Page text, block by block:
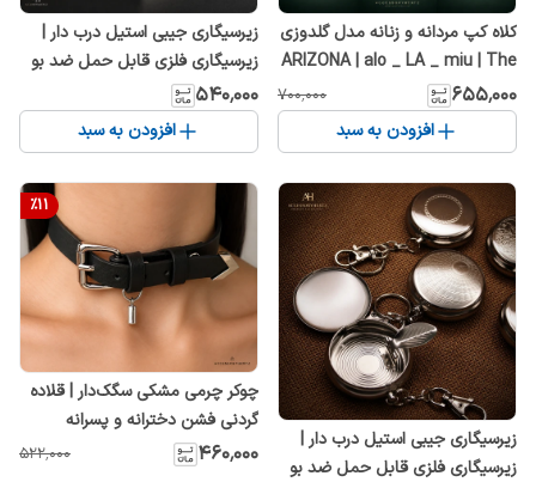
کلاه کپ مردانه و زنانه مدل گلدوزی
ARIZONA | alo _ LA _ miu | The
Archive Collection بند تنظیمی
۶۵۵٬۰۰۰ ۷۰۰٬۰۰۰
افزودن به سبد
زیرسیگاری جیبی استیل درب دار |
زیرسیگاری فلزی قابل حمل ضد بو
و ضد باد مناسب خودرو و سفر
۵۴۰٬۰۰۰
افزودن به سبد
زیرسیگاری جیبی استیل درب دار |
زیرسیگاری فلزی قابل حمل ضد بو
%11
چوکر چرمی مشکی سگک‌دار | قلاده
گردنی فشن دخترانه و پسرانه
استایل گاتیک و پانک
۴۶۰٬۰۰۰ ۵۲۲٬۰۰۰